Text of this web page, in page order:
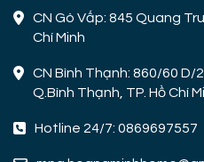
CN Gò Vấp: 845 Quang
Chí Minh
CN Bình Thạnh: 860/60 D/
Q.Bình Thạnh, TP. Hồ Chí
Hotline 24/7: 0869697557